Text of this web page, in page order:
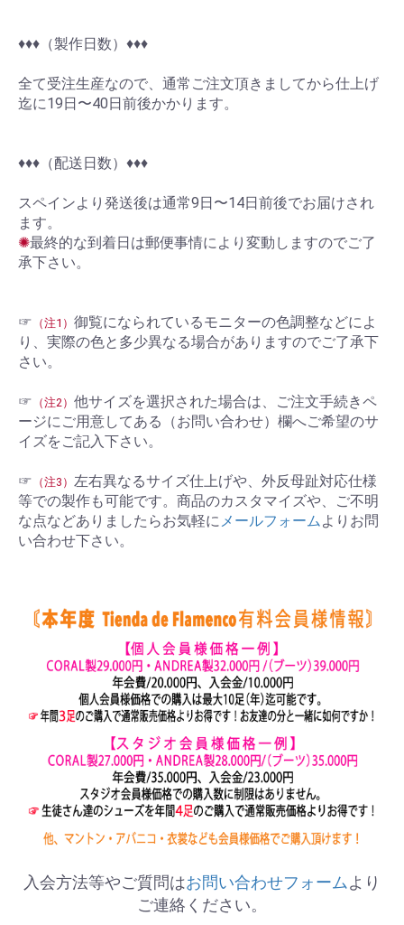
♦︎♦︎♦︎（製作日数）♦︎♦︎♦︎
全て受注生産なので、通常ご注文頂きましてから仕上げ
迄に19日〜40日前後かかります。
♦︎♦︎♦︎（配送日数）♦︎♦︎♦︎
スペインより発送後は通常9日〜14日前後でお届けされ
ます。
✺最終的な到着日は郵便事情により変動しますのでご了
承下さい。
☞ （注1） 御覧になられているモニターの色調整などによ
り、実際の色と多少異なる場合がありますのでご了承下
さい。
☞ （注2） 他サイズを選択された場合は、ご注文手続きペ
ージにご用意してある（お問い合わせ）欄へご希望のサ
イズをご記入下さい。
☞ （注3） 左右異なるサイズ仕上げや、外反母趾対応仕様
等での製作も可能です。商品のカスタマイズや、ご不明
な点などありましたらお気軽にメールフォームよりお問
い合わせ下さい。
入会方法等やご質問はお問い合わせフォームより
ご連絡ください。